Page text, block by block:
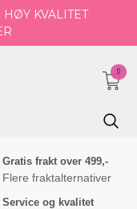
HØY KVALITET
0
Gratis frakt over 499,-
Flere fraktalternativer
Service og kvalitet